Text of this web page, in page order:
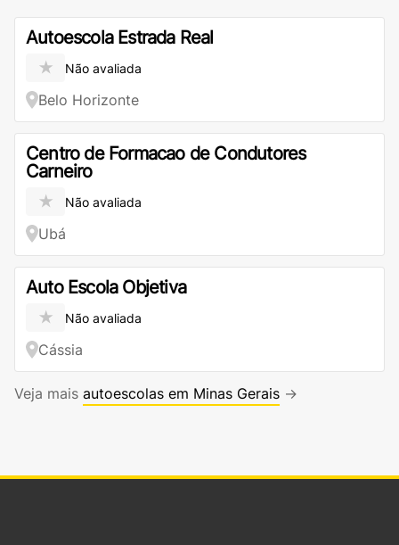
Autoescola Estrada Real
★ Não avaliada
Belo Horizonte
Centro de Formacao de Condutores
Carneiro
★ Não avaliada
Ubá
Auto Escola Objetiva
★ Não avaliada
Cássia
Veja mais autoescolas em Minas Gerais →